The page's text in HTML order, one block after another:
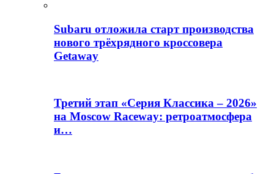
Subaru отложила старт производства
нового трёхрядного кроссовера
Getaway
Третий этап «Серия Классика – 2026»
на Moscow Raceway: ретроатмосфера
и…